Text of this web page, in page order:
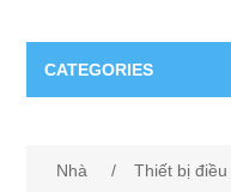
CATEGORIES
Nhà / Thiết bị điều